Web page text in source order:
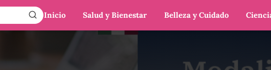
Inicio Salud y Bienestar Belleza y Cuidado